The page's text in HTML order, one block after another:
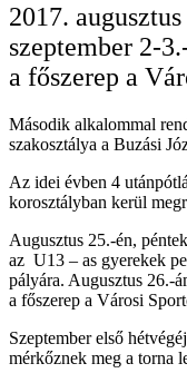
2017.
szeptember 2-
a főszerep a
Második alkalommal
szakosztálya a Buzási
Az idei évben 4
korosztályban kerül
Augusztus 25.-én,
az U13 – as gyerekek
pályára. Augusztus 26.-
a főszerep a Városi
Szeptember első
mérkőznek meg a torna